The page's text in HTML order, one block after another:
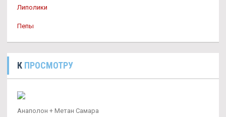
Липолики
Пепы
К ПРОСМОТРУ
Анаполон + Метан Самара